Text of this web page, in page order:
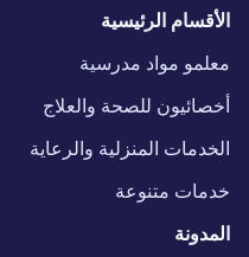
الأقسام الرئيسية
معلمو مواد مدرسية
أخصائيون للصحة والعلاج
الخدمات المنزلية والرعاية
خدمات متنوعة
المدونة